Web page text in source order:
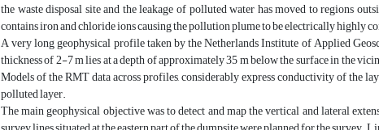
the waste disposal site and the leakage of polluted water has moved to regions
contains iron and chloride ions causing the pollution plume to be electrically highly
A very long geophysical profile taken by the Netherlands Institute of Applied
thickness of 2-7 m lies at a depth of approximately 35 m below the surface in the
Models of the RMT data across profiles, considerably express conductivity of the
polluted layer.
The main geophysical objective was to detect and map the vertical and lateral